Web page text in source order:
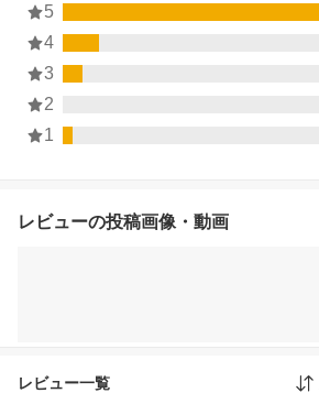
5
4
3
2
1
レビューの投稿画像・動画
レビュー一覧